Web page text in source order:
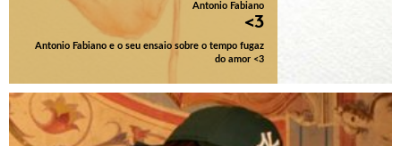
Antonio Fabiano
<3
Antonio Fabiano e o seu ensaio sobre o tempo fugaz
do amor <3